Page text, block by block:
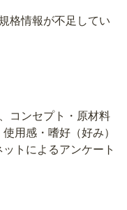
格情報が不足してい
コンセプト・原材料
用感・嗜好（好み）
トによるアンケート